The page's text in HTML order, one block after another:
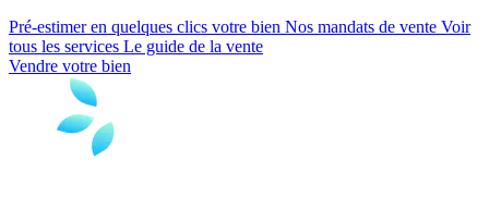
Pré-estimer en quelques clics votre bien Nos mandats de vente Voir
tous les services Le guide de la vente
Vendre votre bien